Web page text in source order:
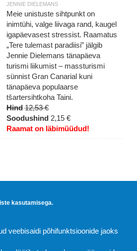
JENNIE DIELEMANS
Meie unistuste sihtpunkt on
inimtühi, valge liivaga rand, kaugel
igapäevasest stressist. Raamatus
„Tere tulemast paradiisi” jälgib
Jennie Dielemans tänapäeva
turismi liikumist – massturismi
sünnist Gran Canarial kuni
tänapäeva populaarse
tšartersihtkoha Taini.
Hind 12,53 €
Soodushind 2,15 €
Raamat on läbimüüdud!
kasutamisega.
veebisaidi põhifunktsioonide jaoks